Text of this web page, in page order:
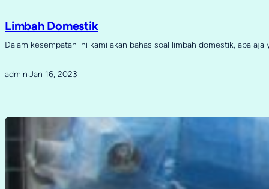
Limbah Domestik
Dalam kesempatan ini kami akan bahas soal limbah domestik, apa aja
admin·Jan 16, 2023